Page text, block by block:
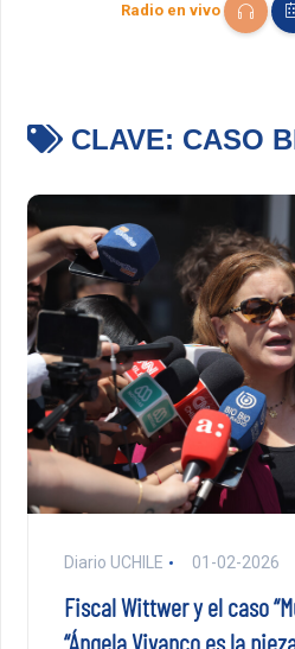
Radio en vivo
CLAVE: CASO
Diario UCHILE 01-02-2026
Fiscal Wittwer y el caso
“Ángela Vivanco es la